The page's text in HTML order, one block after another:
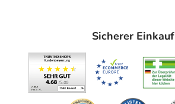
Sicherer Einkauf